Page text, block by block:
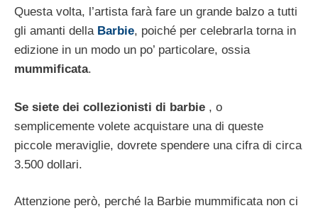
Questa volta, l’artista farà fare un grande balzo a tutti
gli amanti della Barbie, poiché per celebrarla torna in
edizione in un modo un po’ particolare, ossia
mummificata.
Se siete dei collezionisti di barbie , o
semplicemente volete acquistare una di queste
piccole meraviglie, dovrete spendere una cifra di circa
3.500 dollari.
Attenzione però, perché la Barbie mummificata non ci